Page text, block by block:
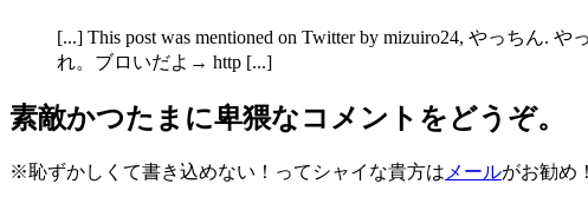
[...] This post was mentioned on Twitter by mizuiro24, やっちん.
れ。ブロいだよ→ http [...]
素敵かつたまに卑猥なコメントをどうぞ。
※恥ずかしくて書き込めない！ってシャイな貴方は メールがお勧め！